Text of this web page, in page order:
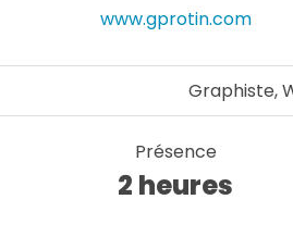
www.gprotin.com
Graphiste,
Présence
2 heures